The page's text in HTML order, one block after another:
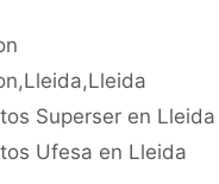
Superser en Lleida
Ufesa en Lleida